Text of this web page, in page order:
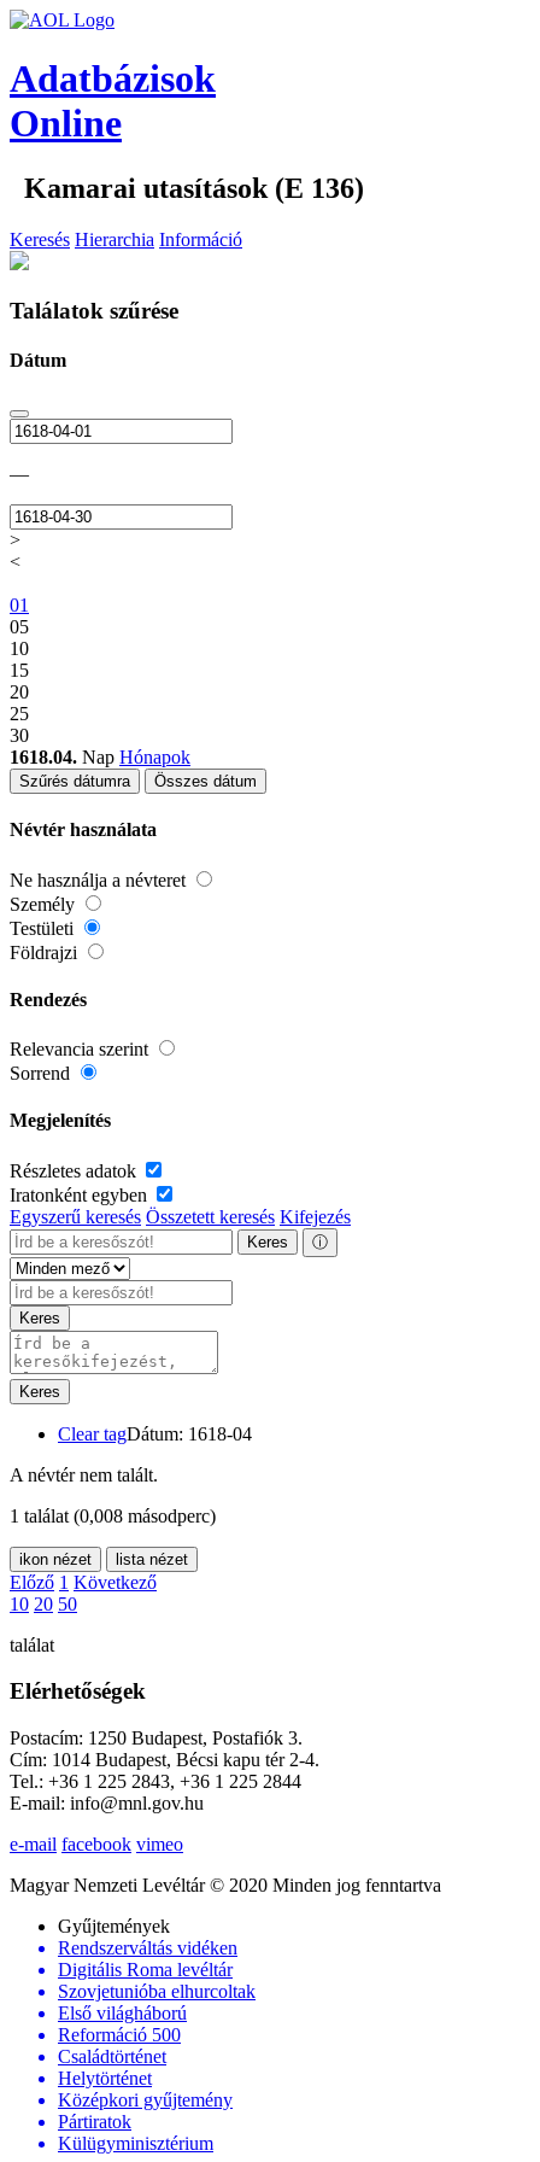
Adatbázisok
Online
Kamarai utasítások (E 136)
Keresés Hierarchia Információ
Találatok szűrése
Dátum
—
>
<
01
05
10
15
20
25
30
1618.04. Nap Hónapok
Szűrés dátumra Összes dátum
Névtér használata
Ne használja a névteret
Személy
Testületi
Földrajzi
Rendezés
Relevancia szerint
Sorrend
Megjelenítés
Részletes adatok
Iratonként egyben
Egyszerű keresés Összetett keresés Kifejezés
Keres ⓘ
Keres
Keres
Clear tagDátum: 1618-04
A névtér nem talált.
1 találat (0,008 másodperc)
ikon nézet lista nézet
Előző 1 Következő
10 20 50
találat
Elérhetőségek
Postacím: 1250 Budapest, Postafiók 3.
Cím: 1014 Budapest, Bécsi kapu tér 2-4.
Tel.: +36 1 225 2843, +36 1 225 2844
E-mail: info@mnl.gov.hu
e-mail facebook vimeo
Magyar Nemzeti Levéltár © 2020 Minden jog fenntartva
Gyűjtemények
Rendszerváltás vidéken
Digitális Roma levéltár
Szovjetunióba elhurcoltak
Első világháború
Reformáció 500
Családtörténet
Helytörténet
Középkori gyűjtemény
Pártiratok
Külügyminisztérium